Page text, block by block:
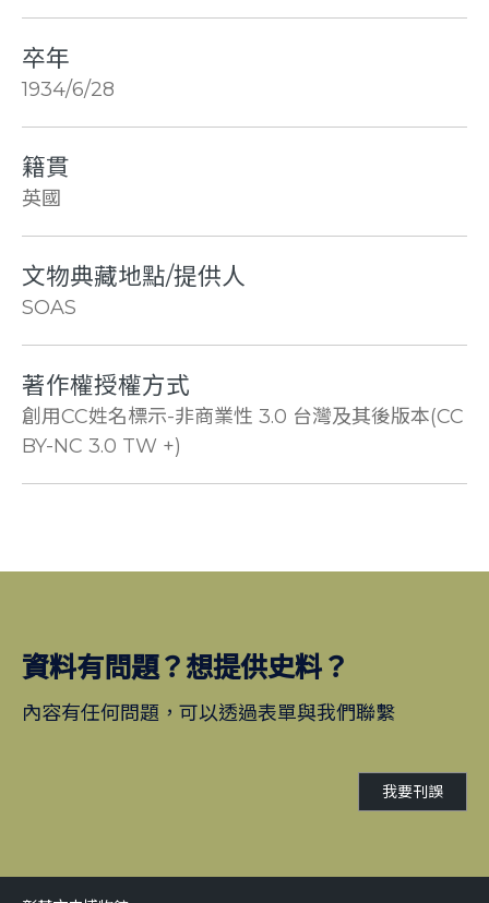
卒年
1934/6/28
籍貫
英國
文物典藏地點/提供人
SOAS
著作權授權方式
創用CC姓名標示-非商業性 3.0 台灣及其後版本(CC
BY-NC 3.0 TW +)
資料有問題？想提供史料？
內容有任何問題，可以透過表單與我們聯繫
我要刊誤